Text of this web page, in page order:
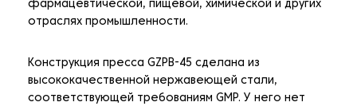
фармацевтической, пищевой, химической и других
отраслях промышленности.
Конструкция пресса GZPB-45 сделана из
высококачественной нержавеющей стали,
соответствующей требованиям GMP. У него нет